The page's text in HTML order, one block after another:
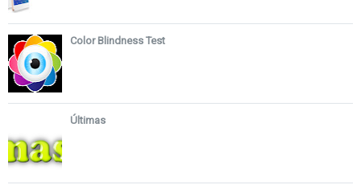
Color Blindness Test
Últimas